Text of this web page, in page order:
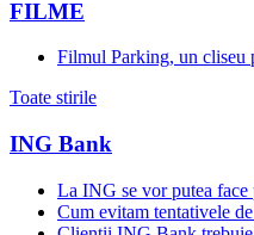
FILME
Filmul Parking, un cliseu
Toate stirile
ING Bank
La ING se vor putea face
Cum evitam tentativele